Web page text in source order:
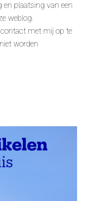
plaatsing van een
weblog.
met mij op te
worden